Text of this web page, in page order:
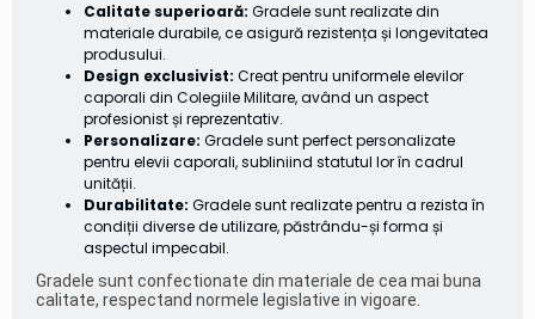
Calitate superioară: Gradele sunt realizate din
materiale durabile, ce asigură rezistența și longevitatea
produsului.
Design exclusivist: Creat pentru uniformele elevilor
caporali din Colegiile Militare, având un aspect
profesionist și reprezentativ.
Personalizare: Gradele sunt perfect personalizate
pentru elevii caporali, subliniind statutul lor în cadrul
unității.
Durabilitate: Gradele sunt realizate pentru a rezista în
condiții diverse de utilizare, păstrându-și forma și
aspectul impecabil.
Gradele sunt confectionate din materiale de cea mai buna
calitate, respectand normele legislative in vigoare.